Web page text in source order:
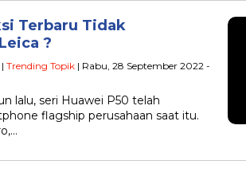
Terbaru Tidak
?
| Trending Topik | Rabu, 28 September 2022 -
lalu, seri Huawei P50 telah
flagship perusahaan saat itu.